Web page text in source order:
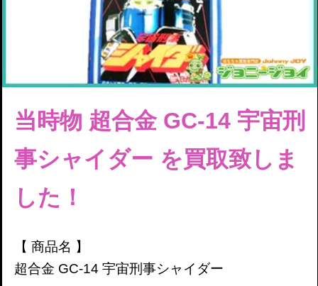
当時物 超合金 GC-14 宇宙刑
事シャイダー を買取致しま
した！
【 商品名 】
超合金 GC-14 宇宙刑事シャイダー